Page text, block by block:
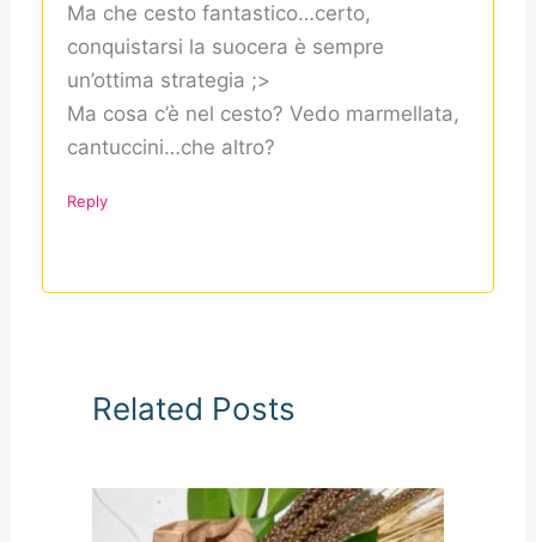
Ma che cesto fantastico…certo,
conquistarsi la suocera è sempre
un’ottima strategia ;>
Ma cosa c’è nel cesto? Vedo marmellata,
cantuccini…che altro?
Reply
Related Posts